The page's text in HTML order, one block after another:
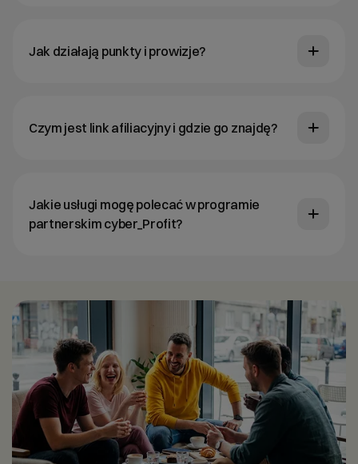
Jak działają punkty i prowizje?
Czym jest link afiliacyjny i gdzie go znajdę?
Jakie usługi mogę polecać w programie
partnerskim cyber_Profit?